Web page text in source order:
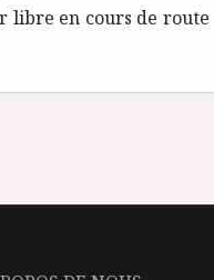
libre en cours de route